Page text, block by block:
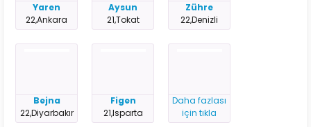
Yaren
22,Ankara
Aysun
21,Tokat
Zühre
22,Denizli
Bejna
22,Diyarbakır
Figen
21,Isparta
Daha fazlası
için tıkla